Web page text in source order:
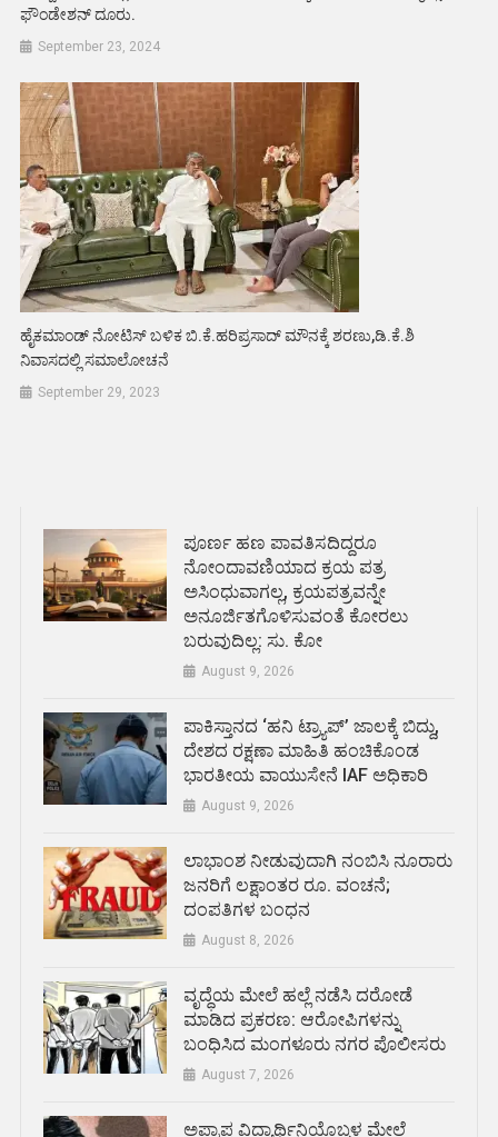
ಫೌಂಡೇಶನ್ ದೂರು.
September 23, 2024
ಹೈಕಮಾಂಡ್ ನೋಟಿಸ್ ಬಳಿಕ ಬಿ.ಕೆ.ಹರಿಪ್ರಸಾದ್ ಮೌನಕ್ಕೆ ಶರಣು,ಡಿ.ಕೆ.ಶಿ
ನಿವಾಸದಲ್ಲಿ ಸಮಾಲೋಚನೆ
September 29, 2023
ಪೂರ್ಣ ಹಣ ಪಾವತಿಸದಿದ್ದರೂ
ನೋಂದಾವಣಿಯಾದ ಕ್ರಯ ಪತ್ರ
ಅಸಿಂಧುವಾಗಲ್ಲ, ಕ್ರಯಪತ್ರವನ್ನೇ
ಅನೂರ್ಜಿತಗೊಳಿಸುವಂತೆ ಕೋರಲು
ಬರುವುದಿಲ್ಲ: ಸು. ಕೋ
August 9, 2026
ಪಾಕಿಸ್ತಾನದ ‘ಹನಿ ಟ್ರ್ಯಾಪ್’ ಜಾಲಕ್ಕೆ ಬಿದ್ದು,
ದೇಶದ ರಕ್ಷಣಾ ಮಾಹಿತಿ ಹಂಚಿಕೊಂಡ
ಭಾರತೀಯ ವಾಯುಸೇನೆ IAF ಅಧಿಕಾರಿ
August 9, 2026
ಲಾಭಾಂಶ ನೀಡುವುದಾಗಿ ನಂಬಿಸಿ ನೂರಾರು
ಜನರಿಗೆ ಲಕ್ಷಾಂತರ ರೂ. ವಂಚನೆ;
ದಂಪತಿಗಳ ಬಂಧನ
August 8, 2026
ವೃದ್ಧೆಯ ಮೇಲೆ ಹಲ್ಲೆ ನಡೆಸಿ ದರೋಡೆ
ಮಾಡಿದ ಪ್ರಕರಣ: ಆರೋಪಿಗಳನ್ನು
ಬಂಧಿಸಿದ ಮಂಗಳೂರು ನಗರ ಪೊಲೀಸರು
August 7, 2026
ಅಪ್ರಾಪ್ತ ವಿದ್ಯಾರ್ಥಿನಿಯೊಬ್ಬಳ ಮೇಲೆ